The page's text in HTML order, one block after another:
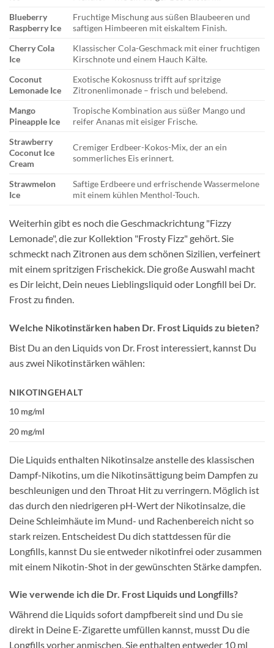
Blueberry
Raspberry Ice
Fruchtige Mischung aus süßen Blaubeeren und
saftigen Himbeeren mit eiskaltem Finish.
Cherry Cola
Ice
Klassischer Cola-Geschmack mit einer fruchtigen
Kirschnote und einem Hauch Kälte.
Coconut
Lemonade Ice
Exotische Kokosnuss trifft auf spritzige
Zitronenlimonade – frisch und belebend.
Mango
Pineapple Ice
Tropische Kombination aus süßer Mango und
reifer Ananas mit eisiger Frische.
Strawberry
Coconut Ice
Cream
Cremiger Erdbeer-Kokos-Mix, der an ein
sommerliches Eis erinnert.
Strawmelon
Ice
Saftige Erdbeere und erfrischende Wassermelone
mit einem kühlen Menthol-Touch.
Weiterhin gibt es noch die Geschmackrichtung "Fizzy
Lemonade", die zur Kollektion "Frosty Fizz" gehört. Sie
schmeckt nach Zitronen aus dem schönen Sizilien, verfeinert
mit einem spritzigen Frischekick. Die große Auswahl macht
es Dir leicht, Dein neues Lieblingsliquid oder Longfill bei Dr.
Frost zu finden.
Welche Nikotinstärken haben Dr. Frost Liquids zu bieten?
Bist Du an den Liquids von Dr. Frost interessiert, kannst Du
aus zwei Nikotinstärken wählen:
NIKOTINGEHALT
10 mg/ml
20 mg/ml
Die Liquids enthalten Nikotinsalze anstelle des klassischen
Dampf-Nikotins, um die Nikotinsättigung beim Dampfen zu
beschleunigen und den Throat Hit zu verringern. Möglich ist
das durch den niedrigeren pH-Wert der Nikotinsalze, die
Deine Schleimhäute im Mund- und Rachenbereich nicht so
stark reizen. Entscheidest Du dich stattdessen für die
Longfills, kannst Du sie entweder nikotinfrei oder zusammen
mit einem Nikotin-Shot in der gewünschten Stärke dampfen.
Wie verwende ich die Dr. Frost Liquids und Longfills?
Während die Liquids sofort dampfbereit sind und Du sie
direkt in Deine E-Zigarette umfüllen kannst, musst Du die
Longfills vorher anmischen. Sie enthalten entweder 10 ml